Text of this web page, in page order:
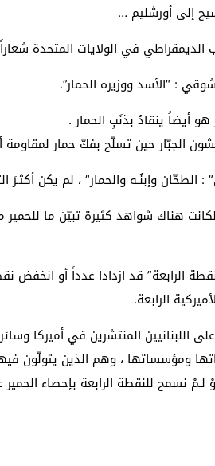
إلى أورشليم …
الديمقراطي في الولايات المتحدة
: “الأسد ووزيره الحمار”.
أيضاً ينقادُ بذنَبِ الحمار .
الجبّار حين تسلّح بفكّ حمار لمقاومة
وإبنُـه والحمار” ، لم يكن أكثـرَ
هناك شواهد كثيرة تبيّن ما
الرابعة” قد ازدادا عدداً أو انخفض
الرابعة.
اللبنانيين المنتشرين في أميركا
ومؤسساتها ، وهم الذين يتولّون
نسمح للنقطة الرابعة بإحصاء الحمير